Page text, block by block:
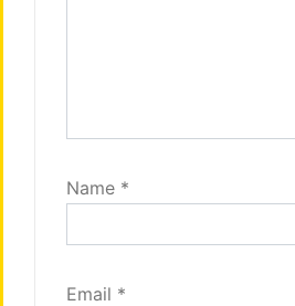
Name *
Email *